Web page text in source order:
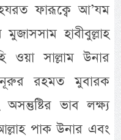
ফারূক্বে আ’যম
হাবীবুল্লাহ
ওয়া সাল্লাম উনার
নূরুর রহমত মুবারক
ভাব লক্ষ্য
পাক উনার এবং